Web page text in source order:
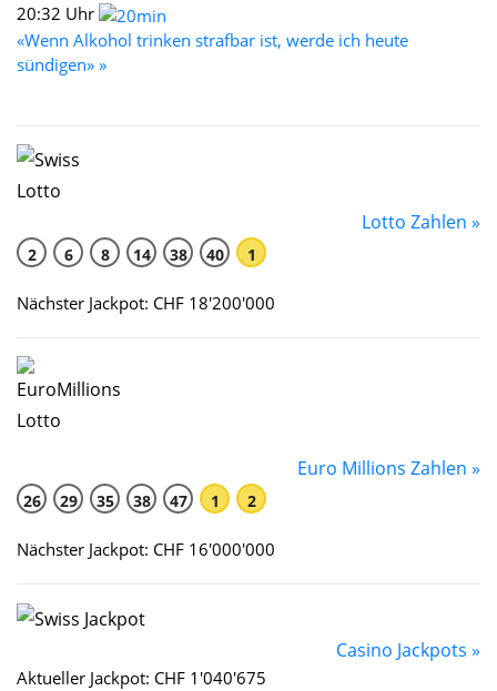
20:32 Uhr
«Wenn Alkohol trinken strafbar ist, werde ich heute
sündigen» »
Lotto Zahlen »
2 6 8 14 38 40 1
Nächster Jackpot: CHF 18'200'000
Euro Millions Zahlen »
26 29 35 38 47 1 2
Nächster Jackpot: CHF 16'000'000
Casino Jackpots »
Aktueller Jackpot: CHF 1'040'675